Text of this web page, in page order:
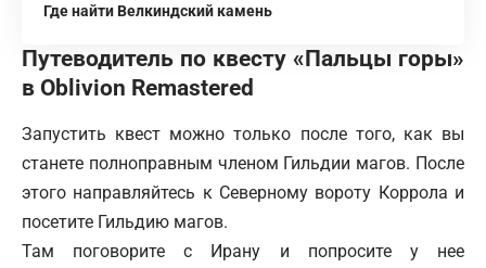
Где найти Велкиндский камень
Путеводитель по квесту «Пальцы горы»
в Oblivion Remastered
Запустить квест можно только после того, как вы
станете полноправным членом Гильдии магов. После
этого направляйтесь к Северному вороту Коррола и
посетите Гильдию магов.
Там поговорите с Ирану и попросите у нее